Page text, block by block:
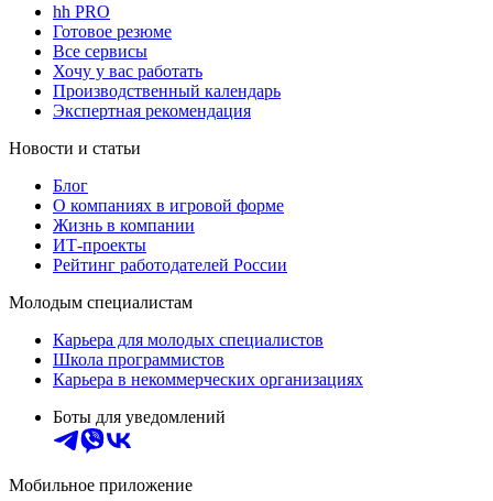
hh PRO
Готовое резюме
Все сервисы
Хочу у вас работать
Производственный календарь
Экспертная рекомендация
Новости и статьи
Блог
О компаниях в игровой форме
Жизнь в компании
ИТ-проекты
Рейтинг работодателей России
Молодым специалистам
Карьера для молодых специалистов
Школа программистов
Карьера в некоммерческих организациях
Боты для уведомлений
Мобильное приложение